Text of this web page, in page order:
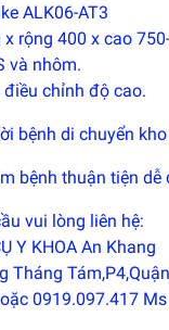
ALK06-AT3
rộng 400 x cao
và nhôm.
điều chỉnh độ cao.
bệnh di chuyển
bệnh thuận tiện
vui lòng liên hệ:
Y KHOA An Khang
Tháng
0919.097.417